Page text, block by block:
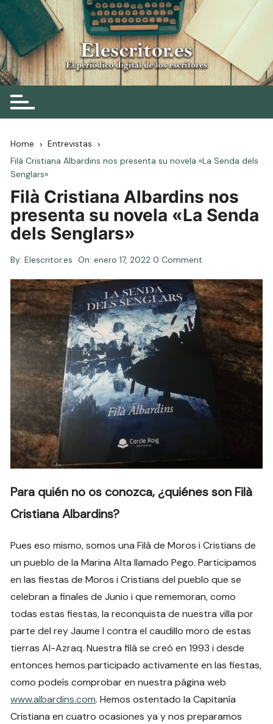
Skip
to
content
Elescritor.es
El periódico digital de los escritores
Home
Entrevistas
Filà Cristiana Albardins nos presenta su novela «La Senda dels
Senglars»
Filà Cristiana Albardins nos
presenta su novela «La Senda
dels Senglars»
By: Elescritor.es On:enero 17, 2022 0 Comment
Para quién no os conozca, ¿quiénes son Filà
Cristiana Albardins?
Pues eso mismo, somos una Filà de Moros i Cristians de
un pueblo de la Marina Alta llamado Pego. Participamos
en las fiestas de Moros i Cristians del pueblo que se
celebran a finales de Junio i que rememoran, como
todas estas fiestas, la reconquista de nuestra villa por
parte del rey Jaume I contra el caudillo moro de estas
tierras Al-Azraq. Nuestra filà se creó en 1993 i desde
entonces hemos participado activamente en las fiestas,
como podeís comprobar en nuestra página web
www.albardins.com. Hemos ostentado la Capitanía
Cristiana en cuatro ocasiones ya y nos preparamos